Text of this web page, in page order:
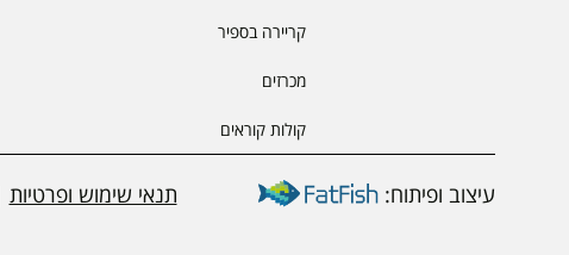
קריירה בספיר
מכרזים
קולות קוראים
עיצוב ופיתוח: תנאי שימוש ופרטיות